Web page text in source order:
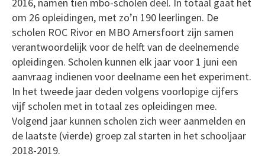
om 26 opleidingen, met zo’n 190 leerlingen. De
scholen ROC Rivor en MBO Amersfoort zijn samen
verantwoordelijk voor de helft van de deelnemende
opleidingen. Scholen kunnen elk jaar voor 1 juni een
aanvraag indienen voor deelname een het experiment.
In het tweede jaar deden volgens voorlopige cijfers
vijf scholen met in totaal zes opleidingen mee.
Volgend jaar kunnen scholen zich weer aanmelden en
de laatste (vierde) groep zal starten in het schooljaar
2018-2019.